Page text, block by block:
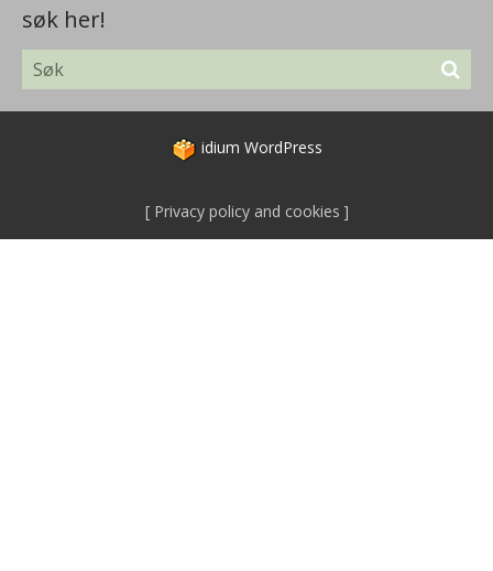
søk her!
idium WordPress
Privacy policy and cookies